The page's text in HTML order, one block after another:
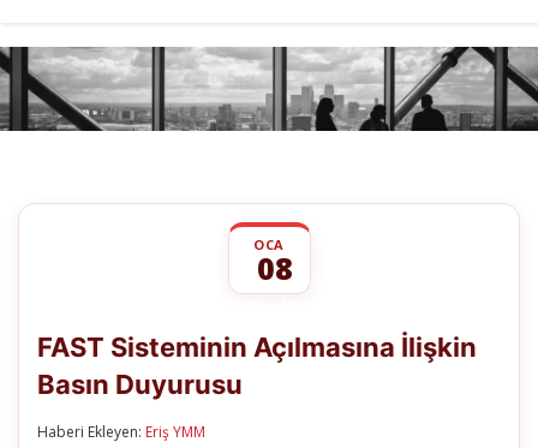
OCA
08
Açılmasına
Basın
FAST Sisteminin Açılmasına İlişkin
Basın Duyurusu
Haberi Ekleyen: Eriş YMM